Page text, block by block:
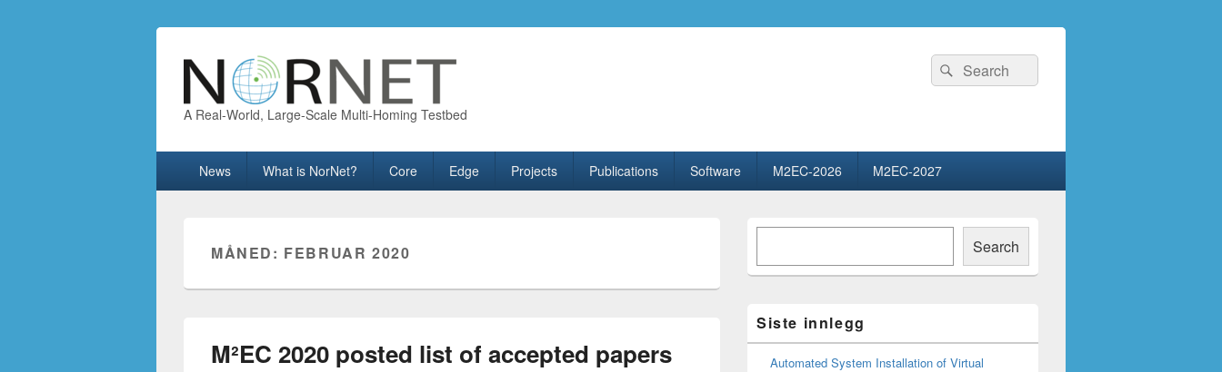
A Real-World, Large-Scale Multi-Homing Testbed
Search
for:
Search
News What is NorNet? Core Edge Projects Publications Software M2EC-2026 M2EC-2027
MÅNED: FEBRUAR 2020
M²EC 2020 posted list of accepted papers
Primary
Area
Search
Siste innlegg
Automated System Installation of Virtual